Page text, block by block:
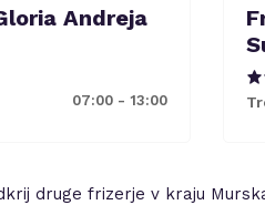
Andreja
07:00 - 13:00
druge frizerje v kraju